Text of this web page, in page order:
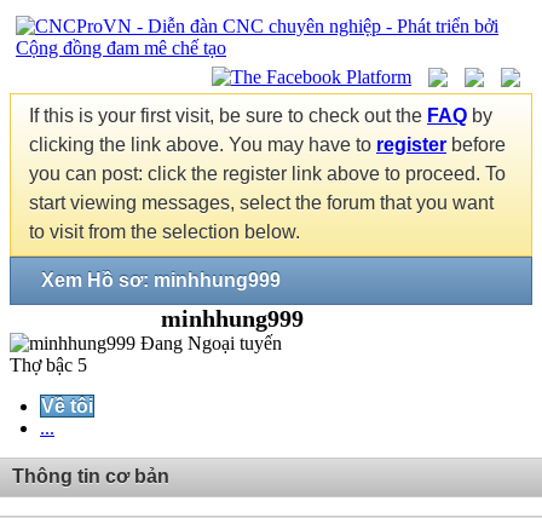
If this is your first visit, be sure to check out the FAQ by
clicking the link above. You may have to register before
you can post: click the register link above to proceed. To
start viewing messages, select the forum that you want
to visit from the selection below.
Xem Hồ sơ: minhhung999
minhhung999
Thợ bậc 5
Về tôi
...
Thông tin cơ bản